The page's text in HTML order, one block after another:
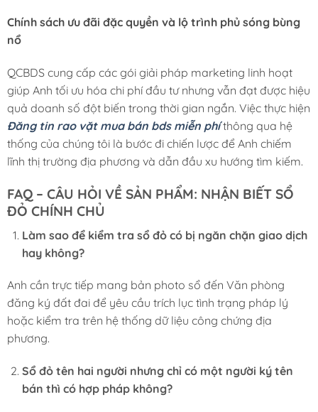
Chính sách ưu đãi đặc quyền và lộ trình phủ sóng bùng
nổ
QCBDS cung cấp các gói giải pháp marketing linh hoạt
giúp Anh tối ưu hóa chi phí đầu tư nhưng vẫn đạt được hiệu
quả doanh số đột biến trong thời gian ngắn. Việc thực hiện
Đăng tin rao vặt mua bán bds miễn phíthông qua hệ
thống của chúng tôi là bước đi chiến lược để Anh chiếm
lĩnh thị trường địa phương và dẫn đầu xu hướng tìm kiếm.
FAQ – CÂU HỎI VỀ SẢN PHẨM: NHẬN BIẾT SỔ
ĐỎ CHÍNH CHỦ
Làm sao để kiểm tra sổ đỏ có bị ngăn chặn giao dịch
hay không?
Anh cần trực tiếp mang bản photo sổ đến Văn phòng
đăng ký đất đai để yêu cầu trích lục tình trạng pháp lý
hoặc kiểm tra trên hệ thống dữ liệu công chứng địa
phương.
Sổ đỏ tên hai người nhưng chỉ có một người ký tên
bán thì có hợp pháp không?